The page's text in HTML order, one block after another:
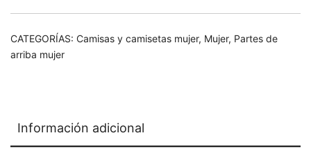
CATEGORÍAS: Camisas y camisetas mujer, Mujer, Partes de
arriba mujer
Información adicional